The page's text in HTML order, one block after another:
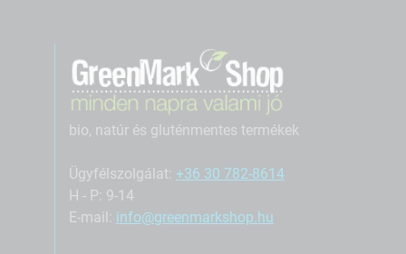
bio, natúr és gluténmentes termékek
Ügyfélszolgálat: +36 30 782-8614
H - P: 9-14
E-mail: info@greenmarkshop.hu